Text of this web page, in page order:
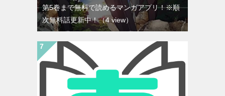
第5巻まで無料で読めるマンガアプリ！※順
次無料話更新中！（4 view）